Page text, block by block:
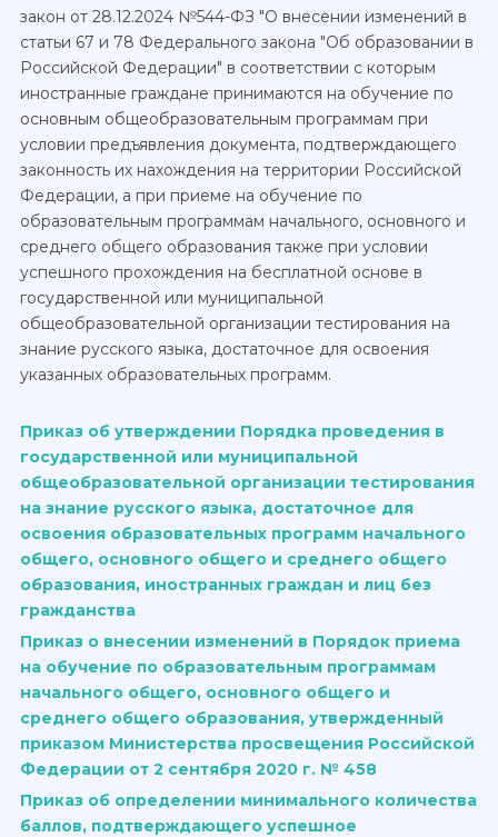
закон от 28.12.2024 №544-ФЗ "О внесении изменений в
статьи 67 и 78 Федерального закона "Об образовании в
Российской Федерации" в соответствии с которым
иностранные граждане принимаются на обучение по
основным общеобразовательным программам при
условии предъявления документа, подтверждающего
законность их нахождения на территории Российской
Федерации, а при приеме на обучение по
образовательным программам начального, основного и
среднего общего образования также при условии
успешного прохождения на бесплатной основе в
государственной или муниципальной
общеобразовательной организации тестирования на
знание русского языка, достаточное для освоения
указанных образовательных программ.
Приказ об утверждении Порядка проведения в
государственной или муниципальной
общеобразовательной организации тестирования
на знание русского языка, достаточное для
освоения образовательных программ начального
общего, основного общего и среднего общего
образования, иностранных граждан и лиц без
гражданства
Приказ о внесении изменений в Порядок приема
на обучение по образовательным программам
начального общего, основного общего и
среднего общего образования, утвержденный
приказом Министерства просвещения Российской
Федерации от 2 сентября 2020 г. № 458
Приказ об определении минимального количества
баллов, подтверждающего успешное